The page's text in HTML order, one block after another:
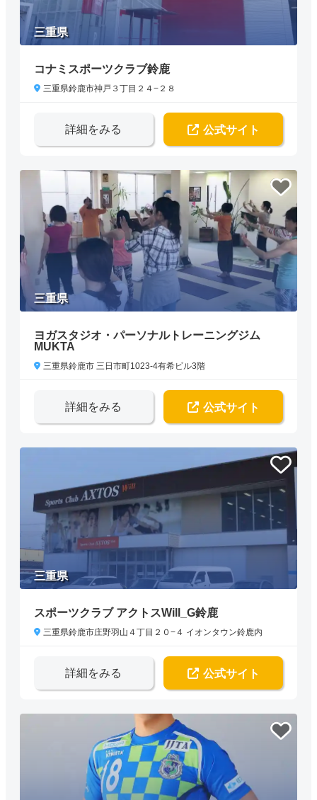
三重県
コナミスポーツクラブ鈴鹿
三重県鈴鹿市神戸３丁目２４−２８
詳細をみる 公式サイト
三重県
ヨガスタジオ・パーソナルトレーニングジム
MUKTA
三重県鈴鹿市 三日市町1023‐4有希ビル3階
詳細をみる 公式サイト
三重県
スポーツクラブ アクトスWill_G鈴鹿
三重県鈴鹿市庄野羽山４丁目２０−４ イオンタウン鈴鹿内
詳細をみる 公式サイト